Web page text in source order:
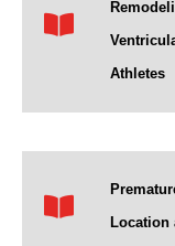
Athletes
Location